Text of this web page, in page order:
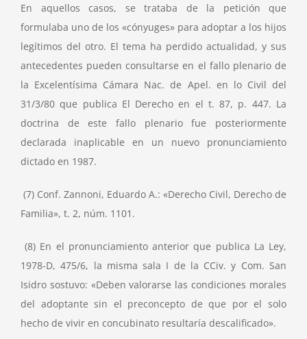
En aquellos casos, se trataba de la petición que
formulaba uno de los «cónyuges» para adoptar a los hijos
legítimos del otro. El tema ha perdido actualidad, y sus
antecedentes pueden consultarse en el fallo plenario de
la Excelentísima Cámara Nac. de Apel. en lo Civil del
31/3/80 que publica El Derecho en el t. 87, p. 447. La
doctrina de este fallo plenario fue posteriormente
declarada inaplicable en un nuevo pronunciamiento
dictado en 1987.
(7) Conf. Zannoni, Eduardo A.: «Derecho Civil, Derecho de
Familia», t. 2, núm. 1101.
(8) En el pronunciamiento anterior que publica La Ley,
1978-D, 475/6, la misma sala I de la CCiv. y Com. San
Isidro sostuvo: «Deben valorarse las condiciones morales
del adoptante sin el preconcepto de que por el solo
hecho de vivir en concubinato resultaría descalificado».